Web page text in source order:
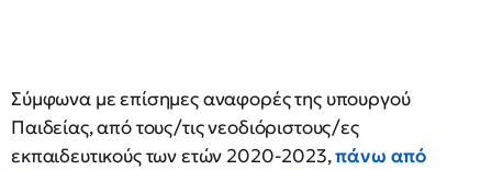
Σύμφωνα με επίσημες αναφορές της υπουργού
Παιδείας, από τους/τις νεοδιόριστους/ες
εκπαιδευτικούς των ετών 2020-2023,πάνω από